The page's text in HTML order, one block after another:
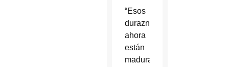
“Esos
duraznos
ahora
están
madurando